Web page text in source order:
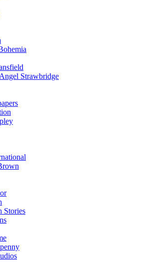
Strawbridge
Stories